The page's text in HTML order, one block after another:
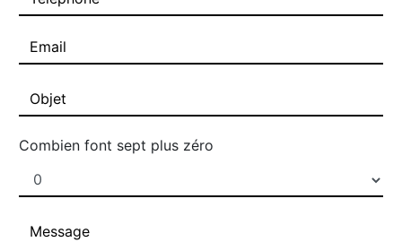
Combien font sept plus zéro